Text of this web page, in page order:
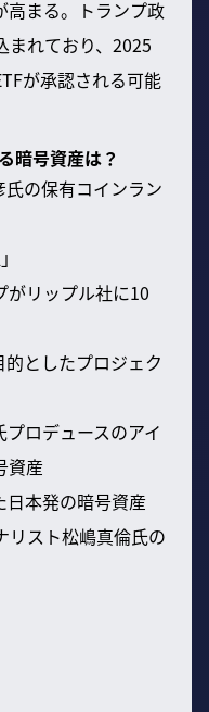
高まる。トランプ政
まれており、2025
が承認される可能
暗号資産は？
の保有コインラン
がリップル社に10
としたプロジェク
ロデュースのアイ
資産
日本発の暗号資産
リスト松嶋真倫氏の